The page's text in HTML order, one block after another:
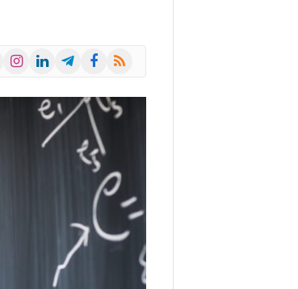
Instagram
LinkedInTelegramFacebook
RSS